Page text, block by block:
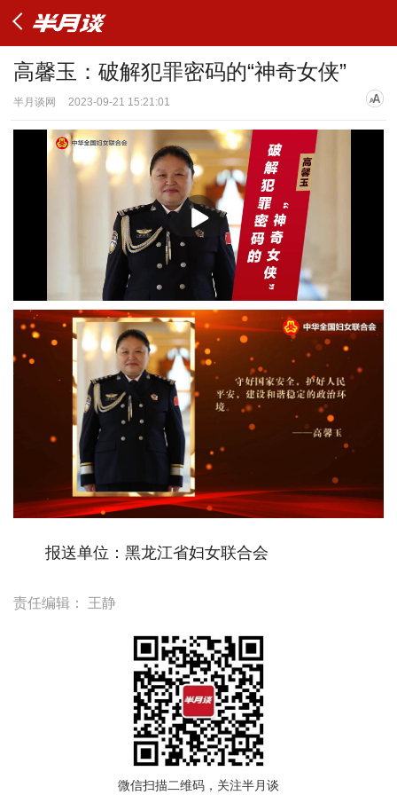
高馨玉：破解犯罪密码的“神奇女侠”
半月谈网 2023-09-21 15:21:01
放
报送单位：黑龙江省妇女联合会
责任编辑： 王静
微信扫描二维码，关注半月谈